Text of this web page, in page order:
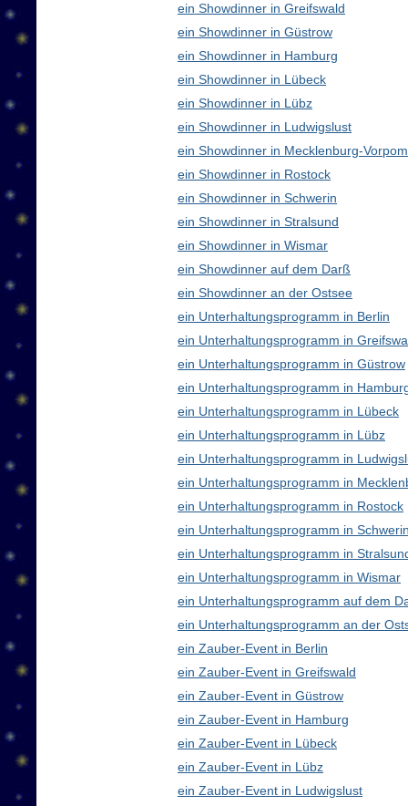
ein Showdinner in Greifswald
ein Showdinner in Güstrow
ein Showdinner in Hamburg
ein Showdinner in Lübeck
ein Showdinner in Lübz
ein Showdinner in Ludwigslust
ein Showdinner in Mecklenburg-
ein Showdinner in Rostock
ein Showdinner in Schwerin
ein Showdinner in Stralsund
ein Showdinner in Wismar
ein Showdinner auf dem Darß
ein Showdinner an der Ostsee
ein Unterhaltungsprogramm in Berlin
ein Unterhaltungsprogramm in
ein Unterhaltungsprogramm in Güstrow
ein Unterhaltungsprogramm in
ein Unterhaltungsprogramm in Lübeck
ein Unterhaltungsprogramm in Lübz
ein Unterhaltungsprogramm in
ein Unterhaltungsprogramm in
ein Unterhaltungsprogramm in Rostock
ein Unterhaltungsprogramm in
ein Unterhaltungsprogramm in
ein Unterhaltungsprogramm in Wismar
ein Unterhaltungsprogramm auf dem
ein Unterhaltungsprogramm an der
ein Zauber-Event in Berlin
ein Zauber-Event in Greifswald
ein Zauber-Event in Güstrow
ein Zauber-Event in Hamburg
ein Zauber-Event in Lübeck
ein Zauber-Event in Lübz
ein Zauber-Event in Ludwigslust